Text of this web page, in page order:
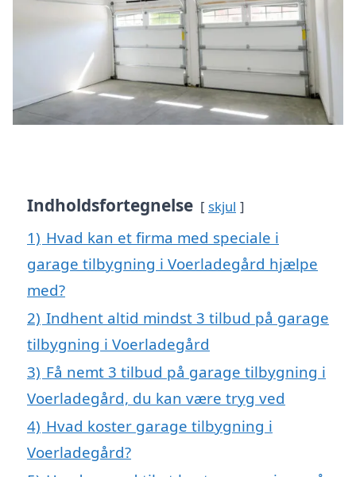
Indholdsfortegnelse skjul
1) Hvad kan et firma med speciale i
garage tilbygning i Voerladegård hjælpe
med?
2) Indhent altid mindst 3 tilbud på garage
tilbygning i Voerladegård
3) Få nemt 3 tilbud på garage tilbygning i
Voerladegård, du kan være tryg ved
4) Hvad koster garage tilbygning i
Voerladegård?